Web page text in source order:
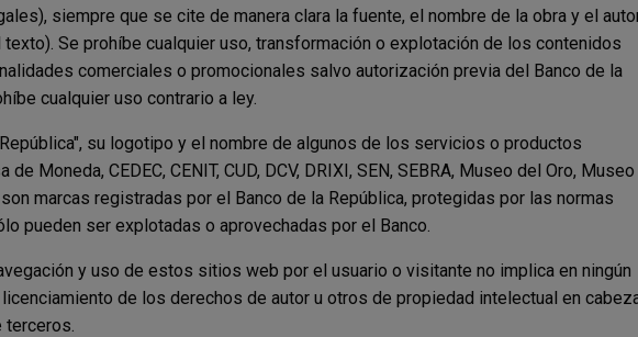
siempre que se cite de manera clara la fuente, el nombre de la obra y el
Se prohíbe cualquier uso, transformación o explotación de los contenidos
comerciales o promocionales salvo autorización previa del Banco de la
cualquier uso contrario a ley.
su logotipo y el nombre de algunos de los servicios o productos
Moneda, CEDEC, CENIT, CUD, DCV, DRIXI, SEN, SEBRA, Museo del Oro, Museo
marcas registradas por el Banco de la República, protegidas por las normas
pueden ser explotadas o aprovechadas por el Banco.
y uso de estos sitios web por el usuario o visitante no implica en ningún
de los derechos de autor u otros de propiedad intelectual en
terceros.